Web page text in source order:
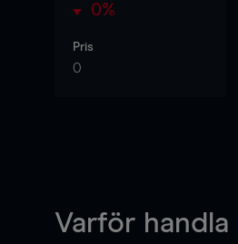
0%
Pris
0
Varför handla